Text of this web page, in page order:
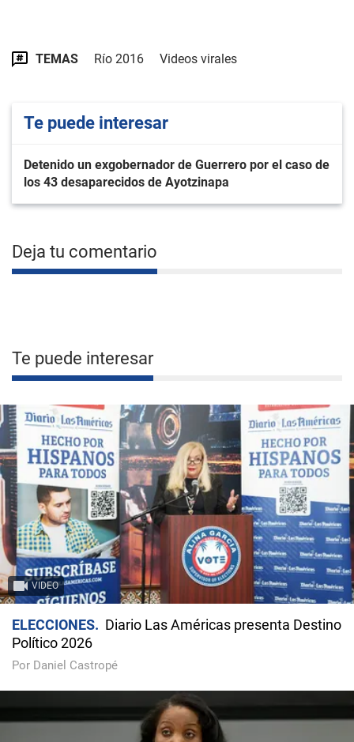
TEMAS Río 2016 Videos virales
Te puede interesar
Detenido un exgobernador de Guerrero por el caso de
los 43 desaparecidos de Ayotzinapa
Deja tu comentario
Te puede interesar
VIDEO
ELECCIONES
Diario Las Américas presenta Destino
Político 2026
Por Daniel Castropé